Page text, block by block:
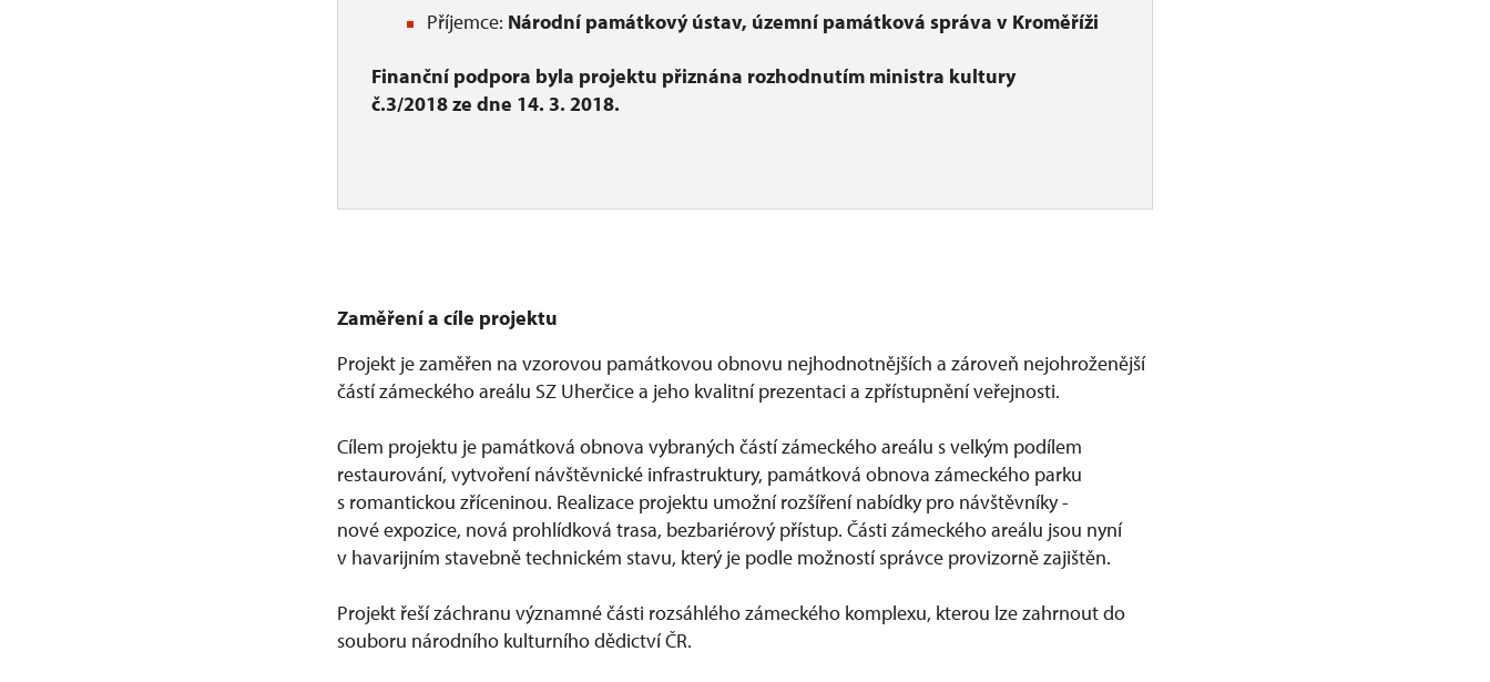
Příjemce: Národní památkový ústav, územní památková správa v Kroměříži
Finanční podpora byla projektu přiznána rozhodnutím ministra kultury
č.3/2018 ze dne 14. 3. 2018.
Zaměření a cíle projektu
Projekt je zaměřen na vzorovou památkovou obnovu nejhodnotnějších a zároveň nejohroženější
částí zámeckého areálu SZ Uherčice a jeho kvalitní prezentaci a zpřístupnění veřejnosti.
Cílem projektu je památková obnova vybraných částí zámeckého areálu s velkým podílem
restaurování, vytvoření návštěvnické infrastruktury, památková obnova zámeckého parku
s romantickou zříceninou. Realizace projektu umožní rozšíření nabídky pro návštěvníky -
nové expozice, nová prohlídková trasa, bezbariérový přístup. Části zámeckého areálu jsou nyní
v havarijním stavebně technickém stavu, který je podle možností správce provizorně zajištěn.
Projekt řeší záchranu významné části rozsáhlého zámeckého komplexu, kterou lze zahrnout do
souboru národního kulturního dědictví ČR.